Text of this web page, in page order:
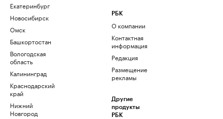
Екатеринбург
Новосибирск
Омск
Башкортостан
Вологодская
область
Калининград
Краснодарский
край
Нижний
Новгород
РБК
О компании
Контактная
информация
Редакция
Размещение
рекламы
Другие
продукты
РБК